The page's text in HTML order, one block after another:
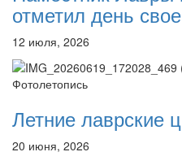
отметил день
12 июля, 2026
Фотолетопись
Летние лаврские
20 июня, 2026